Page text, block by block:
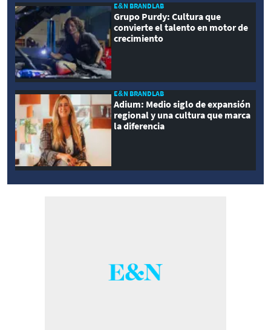
E&N BRANDLAB
Grupo Purdy: Cultura que
convierte el talento en motor de
crecimiento
E&N BRANDLAB
Adium: Medio siglo de expansión
regional y una cultura que marca
la diferencia